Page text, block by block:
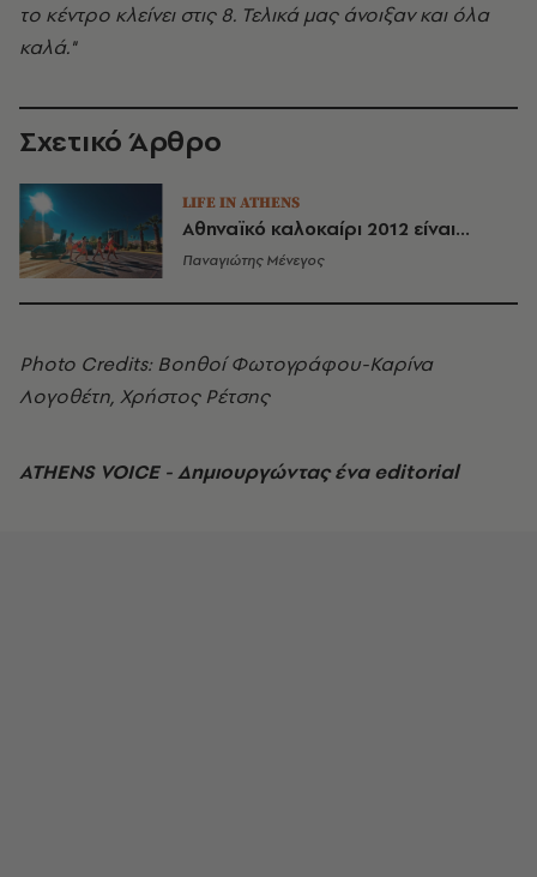
το κέντρο κλείνει στις 8. Τελικά μας άνοιξαν και όλα
καλά."
Σχετικό Άρθρο
LIFE IN ATHENS
Aθηναϊκό καλοκαίρι 2012 είναι...
Παναγιώτης Μένεγος
Photo Credits: Βοηθοί Φωτογράφου-Καρίνα
Λογοθέτη, Χρήστος Ρέτσης
ATHENS VOICE - Δημιουργώντας ένα editorial